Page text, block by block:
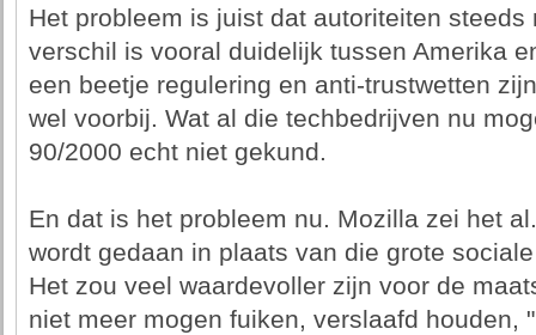
Het probleem is juist dat autoriteiten
verschil is vooral duidelijk tussen Amerika
een beetje regulering en anti-trustwetten
wel voorbij. Wat al die techbedrijven nu
90/2000 echt niet gekund.
En dat is het probleem nu. Mozilla zei het
wordt gedaan in plaats van die grote
Het zou veel waardevoller zijn voor de
niet meer mogen fuiken, verslaafd houden,